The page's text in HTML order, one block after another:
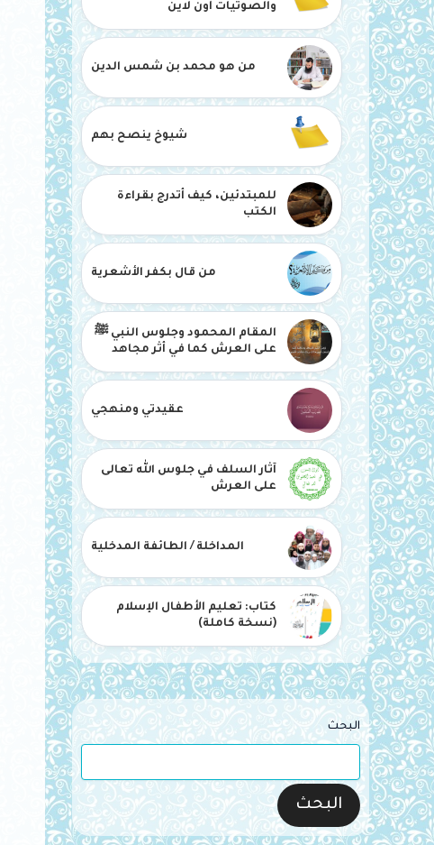
والصوتيات أون لاين
من هو محمد بن شمس الدين
شيوخ ينصح بهم
للمبتدئين، كيف أتدرج بقراءة
الكتب
من قال بكفر الأشعرية
المقام المحمود وجلوس النبي ﷺ
على العرش كما في أثر مجاهد
عقيدتي ومنهجي
آثار السلف في جلوس الله تعالى
على العرش
المداخلة / الطائفة المدخلية
كتاب: تعليم الأطفال الإسلام
(نسخة كاملة)
البحث
البحث